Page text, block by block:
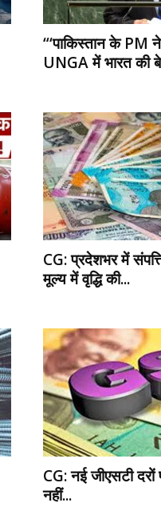
“‘पाकिस्तान के PM
UNGA में भारत की
CG: प्रदेशभर में
मूल्य में वृद्धि की...
CG: नई जीएसटी दरों
नहीं...